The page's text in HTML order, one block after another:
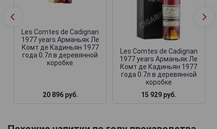
Les Comtes de Cadignan
1977 years Арманьяк Ле
Комт де Кадиньян 1977
года 0.7л в деревянной
коробке
20 896 руб.
Les Comtes de Cadignan
1977 years Арманьяк Ле
Комт де Кадиньян 1977
года 0.7л в деревянной
коробке
15 929 руб.